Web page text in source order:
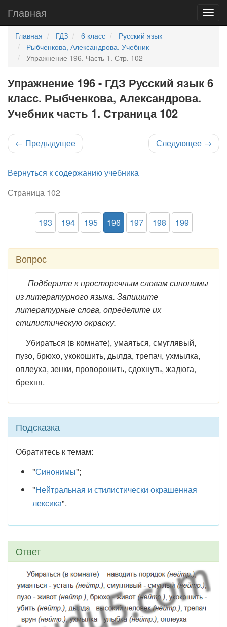
Главная
Главная ГДЗ 6 класс
Русский язык
Рыбченкова, Александрова. Учебник
Упражнение 196. Часть 1. Стр. 102
Упражнение 196 - ГДЗ Русский язык 6
класс. Рыбченкова, Александрова.
Учебник часть 1. Страница 102
← Предыдущее Следующее →
Вернуться к содержанию учебника
Страница 102
193 194 195 196 197 198 199
Вопрос
Подберите к просторечным словам синонимы
из литературного языка. Запишите
литературные слова, определите их
стилистическую окраску.
Убираться (в комнате), умаяться, смуглявый,
пузо, брюхо, укокошить, дылда, трепач, ухмылка,
оплеуха, зенки, проворонить, сдохнуть, жадюга,
брехня.
Подсказка
Обратитесь к темам:
"Синонимы";
"Нейтральная и стилистически окрашенная
лексика".
Ответ